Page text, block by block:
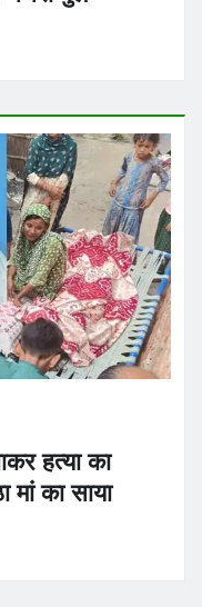
हत्या का
का साया